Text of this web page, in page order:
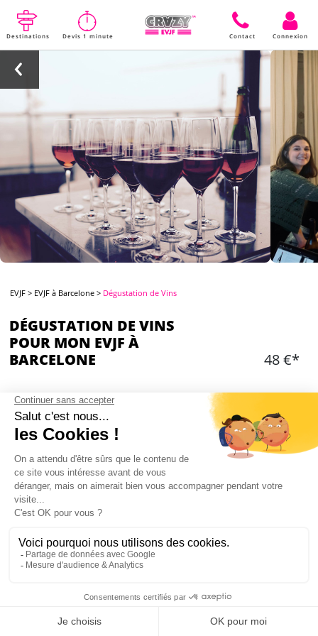
Destinations Devis 1 minute Contact Connexion
EVJF > EVJF à Barcelone > Dégustation de Vins
DÉGUSTATION DE VINS
POUR MON EVJF À
BARCELONE
48 €*
CONTENU
Animation par une sommelière experte (en
Carnet de dégustation
Dégustation de 5 vins locaux: 1 bulle, 2 vins
Vin de Catalogne
Eau, plain, plateau de fromages/charcuterie
Mon EVJF à Barcelone